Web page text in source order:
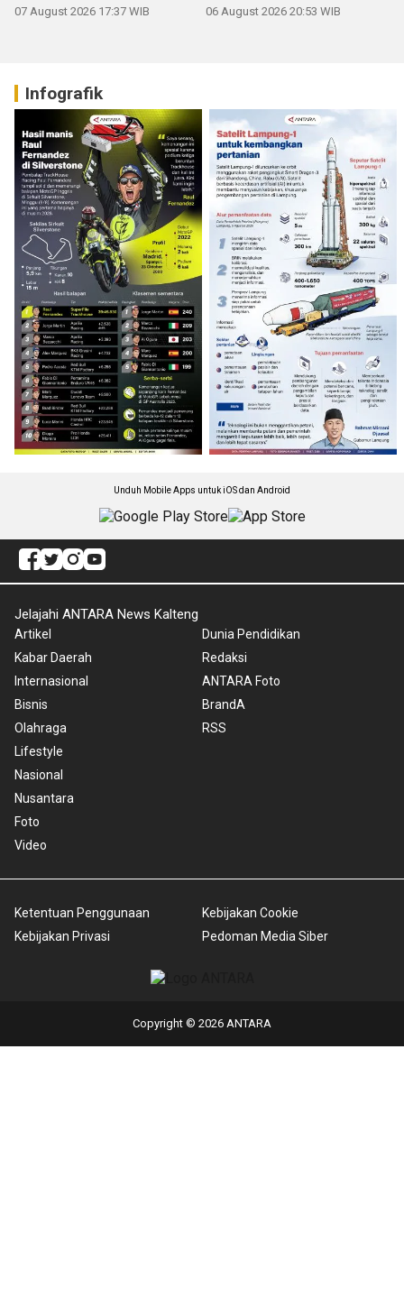
07 August 2026 17:37 WIB 06 August 2026 20:53 WIB
Infografik
Unduh Mobile Apps untuk iOS dan Android
Jelajahi ANTARA News Kalteng
Artikel
Kabar Daerah
Internasional
Bisnis
Olahraga
Lifestyle
Nasional
Nusantara
Foto
Video
Dunia Pendidikan
Redaksi
ANTARA Foto
BrandA
RSS
Ketentuan Penggunaan
Kebijakan Privasi
Kebijakan Cookie
Pedoman Media Siber
Copyright © 2026 ANTARA